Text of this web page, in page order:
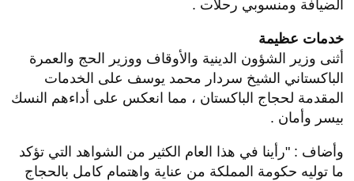
الضيافة ومنسوبي رحلات .
خدمات عظيمة
أثنى وزير الشؤون الدينية والأوقاف ووزير الحج والعمرة
الباكستاني الشيخ سردار محمد يوسف على الخدمات
المقدمة لحجاج الباكستان ، مما انعكس على أداءهم النسك
بيسر وأمان .
وأضاف : "رأينا في هذا العام الكثير من الشواهد التي تؤكد
ما توليه حكومة المملكة من عناية واهتمام كامل بالحجاج